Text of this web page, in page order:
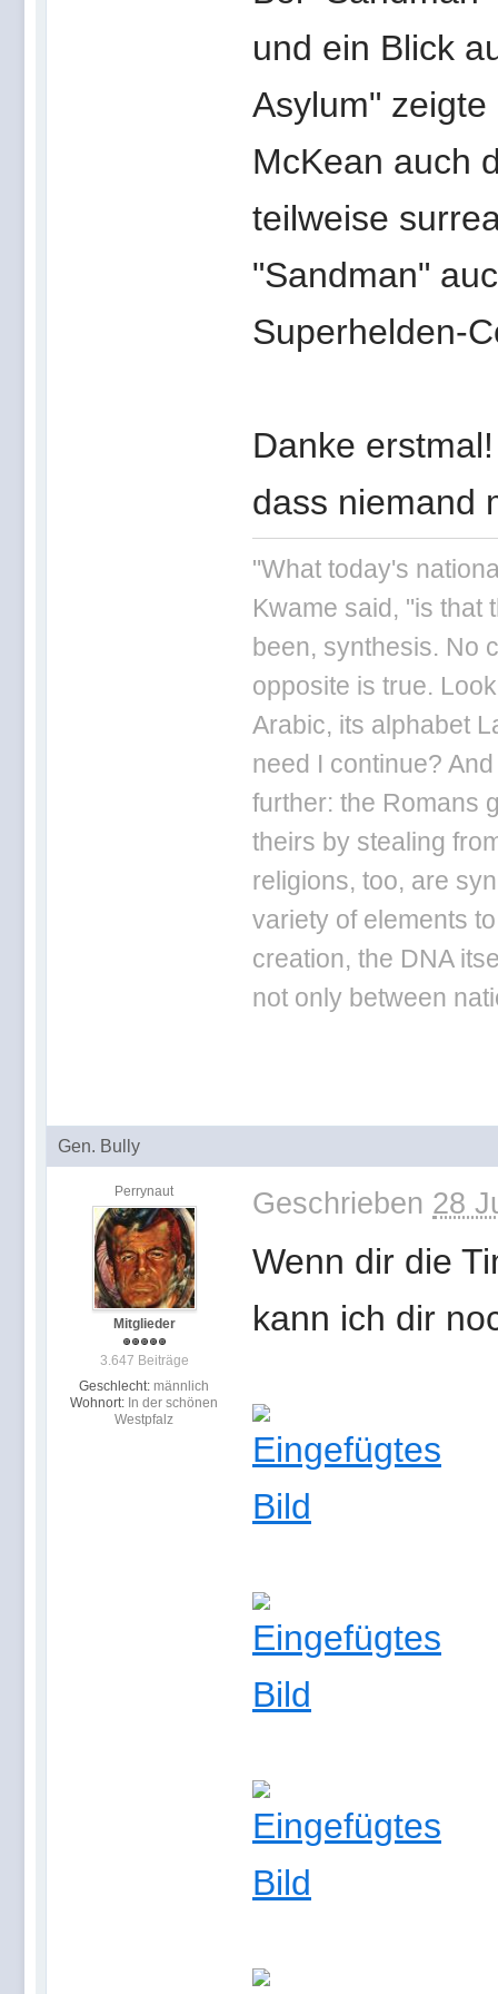
und ein Blick
Asylum"
McKean auch
teilweise
"Sandman"
Superhelden-
Danke
dass niemand
"What today's
Kwame said, "is that
been, synthesis. No
opposite is true.
Arabic, its alphabet
need I continue?
further: the Romans
theirs by stealing
religions, too, are
variety of elements
creation, the DNA
not only between
Gen. Bully
Perrynaut
Mitglieder
3.647 Beiträge
Geschlecht: männlich
Wohnort: In der schönen
Westpfalz
Geschrieben 28
Wenn dir die
kann ich dir